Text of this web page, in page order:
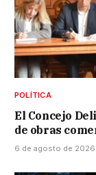
POLÍTICA
El Concejo
de obras
6 de agosto de 2026